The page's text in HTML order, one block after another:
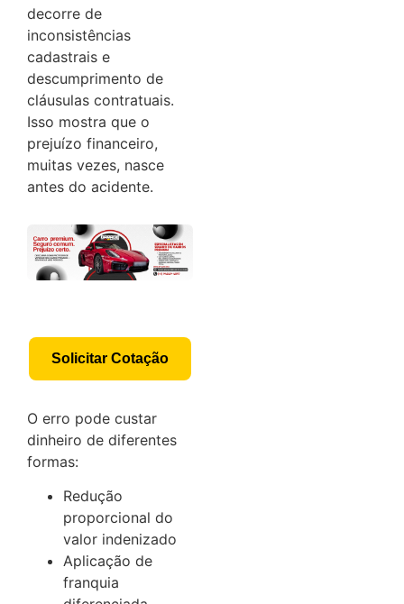
decorre de
inconsistências
cadastrais e
descumprimento de
cláusulas contratuais.
Isso mostra que o
prejuízo financeiro,
muitas vezes, nasce
antes do acidente.
Solicitar Cotação
O erro pode custar
dinheiro de diferentes
formas:
Redução
proporcional do
valor indenizado
Aplicação de
franquia